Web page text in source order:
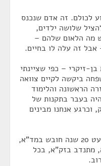
לכולם. זה אדם שנכנס
שלושה ילדים,
מה הלאום שלהם –
זה עלה לו בחיים.
זיקרי – כפי שציינתי
ביקשה לקיים צוואה
הראשונה והלימוד
בעבר בתקנות של
וכרגע אנחנו מבינים
אומר את אשר על ליבי. אני כבר כמעט 20 שנה חובש במד"א,
מתנדב בזק"א, בכל